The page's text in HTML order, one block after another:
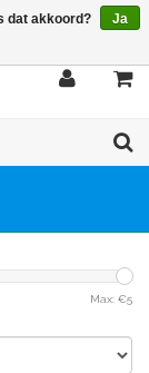
Max: €5
dat akkoord?
Ja